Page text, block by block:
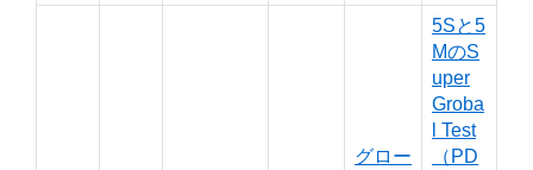
グロー
5Sと5
MのS
uper
Groba
l Test
（PD